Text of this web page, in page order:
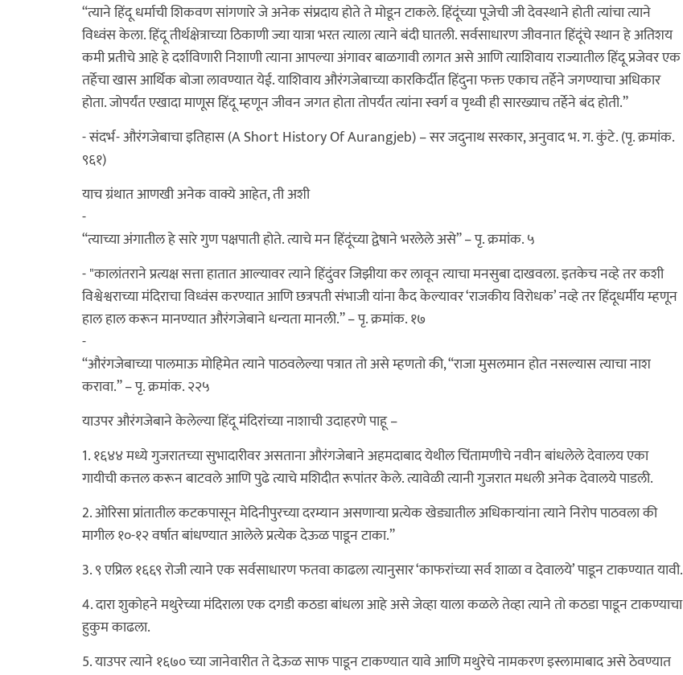
“त्याने हिंदू धर्माची शिकवण सांगणारे जे अनेक संप्रदाय होते ते मोडून टाकले. हिंदूंच्या पूजेची जी देवस्थाने होती त्यांचा त्याने
विध्वंस केला. हिंदू तीर्थक्षेत्राच्या ठिकाणी ज्या यात्रा भरत त्याला त्याने बंदी घातली. सर्वसाधारण जीवनात हिंदूंचे स्थान हे अतिशय
कमी प्रतीचे आहे हे दर्शविणारी निशाणी त्याना आपल्या अंगावर बाळगावी लागत असे आणि त्याशिवाय राज्यातील हिंदू प्रजेवर एक
तर्हेचा खास आर्थिक बोजा लावण्यात येई. याशिवाय औरंगजेबाच्या कारकिर्दीत हिंदुना फक्त एकाच तर्हेने जगण्याचा अधिकार
होता. जोपर्यंत एखादा माणूस हिंदू म्हणून जीवन जगत होता तोपर्यंत त्यांना स्वर्ग व पृथ्वी ही सारख्याच तर्हेने बंद होती.”
- संदर्भ- औरंगजेबाचा इतिहास (A Short History Of Aurangjeb) – सर जदुनाथ सरकार, अनुवाद भ. ग. कुंटे. (पृ. क्रमांक.
९६१)
याच ग्रंथात आणखी अनेक वाक्ये आहेत, ती अशी
-
“त्याच्या अंगातील हे सारे गुण पक्षपाती होते. त्याचे मन हिंदूंच्या द्वेषाने भरलेले असे” – पृ. क्रमांक. ५
- "कालांतराने प्रत्यक्ष सत्ता हातात आल्यावर त्याने हिंदुंवर जिझीया कर लावून त्याचा मनसुबा दाखवला. इतकेच नव्हे तर कशी
विश्वेश्वराच्या मंदिराचा विध्वंस करण्यात आणि छत्रपती संभाजी यांना कैद केल्यावर ‘राजकीय विरोधक’ नव्हे तर हिंदूधर्मीय म्हणून
हाल हाल करून मानण्यात औरंगजेबाने धन्यता मानली.” – पृ. क्रमांक. १७
-
“औरंगजेबाच्या पालमाऊ मोहिमेत त्याने पाठवलेल्या पत्रात तो असे म्हणतो की, “राजा मुसलमान होत नसल्यास त्याचा नाश
करावा.” – पृ. क्रमांक. २२५
याउपर औरंगजेबाने केलेल्या हिंदू मंदिरांच्या नाशाची उदाहरणे पाहू –
1. १६४४ मध्ये गुजरातच्या सुभादारीवर असताना औरंगजेबाने अहमदाबाद येथील चिंतामणीचे नवीन बांधलेले देवालय एका
गायीची कत्तल करून बाटवले आणि पुढे त्याचे मशिदीत रूपांतर केले. त्यावेळी त्यानी गुजरात मधली अनेक देवालये पाडली.
2. ओरिसा प्रांतातील कटकपासून मेदिनीपुरच्या दरम्यान असणाऱ्या प्रत्येक खेड्यातील अधिकाऱ्यांना त्याने निरोप पाठवला की
मागील १०-१२ वर्षात बांधण्यात आलेले प्रत्येक देऊळ पाडून टाका.”
3. ९ एप्रिल १६६९ रोजी त्याने एक सर्वसाधारण फतवा काढला त्यानुसार ‘काफरांच्या सर्व शाळा व देवालये’ पाडून टाकण्यात यावी.
4. दारा शुकोहने मथुरेच्या मंदिराला एक दगडी कठडा बांधला आहे असे जेव्हा याला कळले तेव्हा त्याने तो कठडा पाडून टाकण्याचा
हुकुम काढला.
5. याउपर त्याने १६७० च्या जानेवारीत ते देऊळ साफ पाडून टाकण्यात यावे आणि मथुरेचे नामकरण इस्लामाबाद असे ठेवण्यात